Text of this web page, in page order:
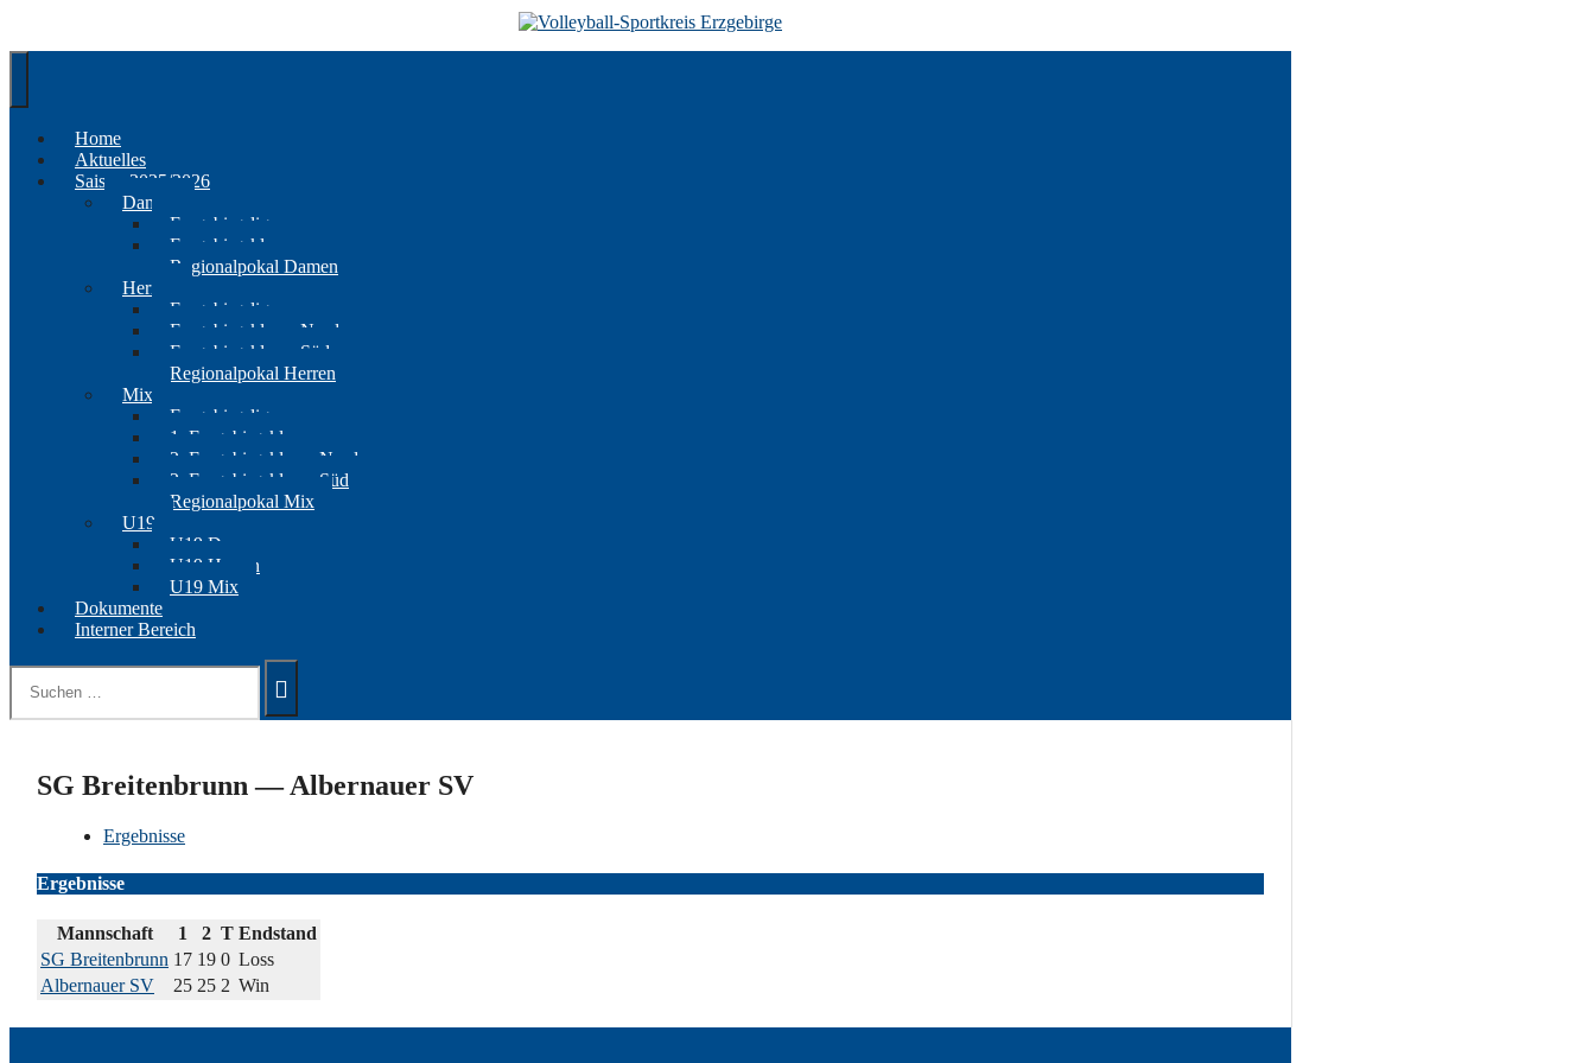
Home
Aktuelles
Saison 2025/2026
Damen
Erzgebirgsliga
Erzgebirgsklasse
Regionalpokal Damen
Herren
Erzgebirgsliga
Erzgebirgsklasse Nord
Erzgebirgsklasse Süd
Regionalpokal Herren
Mix
Erzgebirgsliga
1. Erzgebirgsklasse
2. Erzgebirgsklasse Nord
2. Erzgebirgsklasse Süd
Regionalpokal Mix
U19
U19 Damen
U19 Herren
U19 Mix
Dokumente
Interner Bereich
Suchen
nach:
SG Breitenbrunn — Albernauer SV
Ergebnisse
Ergebnisse
Mannschaft 1 2 T Endstand
SG Breitenbrunn 17 19 0 Loss
Albernauer SV
25 25 2 Win